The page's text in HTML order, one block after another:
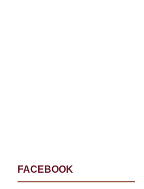
FACEBOOK